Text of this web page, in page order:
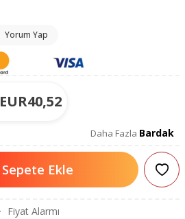
Yorum Yap
EUR40,52
Daha Fazla Bardak
Sepete Ekle
Fiyat Alarmı